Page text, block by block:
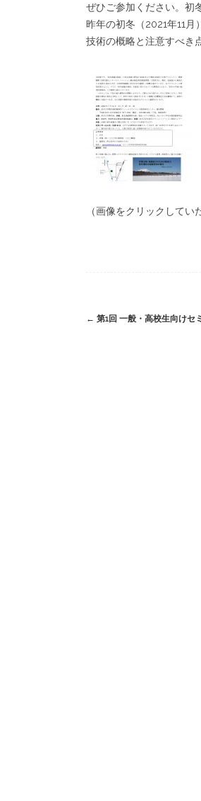
ぜひご参加ください。初
昨年の初冬（2021年11月
技術の概略と注意すべき
（画像をクリックしてい
Post
← 第1回 一般・高校生向けセ